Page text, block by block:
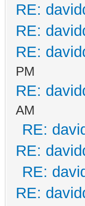
RE:
RE:
RE:
PM
RE:
AM
RE:
RE:
RE:
RE: